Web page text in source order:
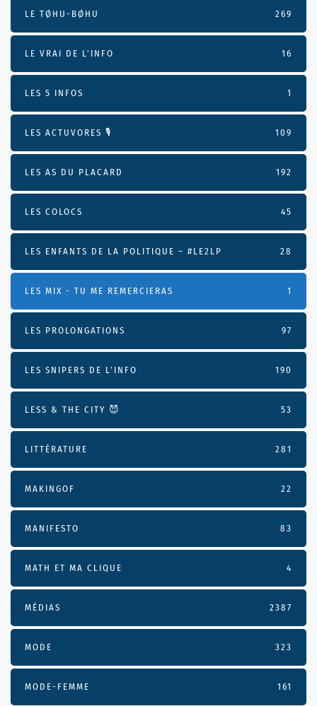
LE TØHU-BØHU 269
LE VRAI DE L’INFO 16
LES 5 INFOS 1
LES ACTUVORES 🎙 109
LES AS DU PLACARD 192
LES COLOCS 45
LES ENFANTS DE LA POLITIQUE – #LE2LP 28
LES MIX - TU ME REMERCIERAS 1
LES PROLONGATIONS 97
LES SNIPERS DE L’INFO 190
LESS & THE CITY 😈 53
LITTÉRATURE 281
MAKINGOF 22
MANIFESTO 83
MATH ET MA CLIQUE 4
MÉDIAS 2387
MODE 323
MODE-FEMME 161